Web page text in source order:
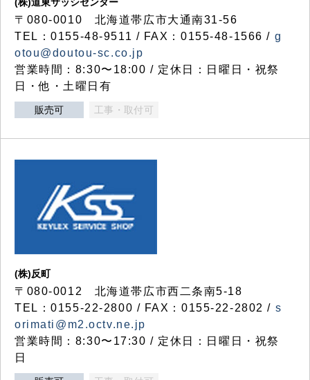
〒080-0010 北海道帯広市大通南31-56
TEL：0155-48-9511 / FAX：0155-48-1566 / g
otou@doutou-sc.co.jp
営業時間：8:30〜18:00 / 定休日：日曜日・祝祭
日・他・土曜日有
販売可 工事・取付可
(株)反町
〒080-0012 北海道帯広市西二条南5-18
TEL：0155-22-2800 / FAX：0155-22-2802 / s
orimati@m2.octv.ne.jp
営業時間：8:30〜17:30 / 定休日：日曜日・祝祭
日